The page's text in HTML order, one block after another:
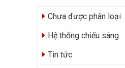
Chưa được phân loại
Hệ thống chiếu sáng
Tin tức